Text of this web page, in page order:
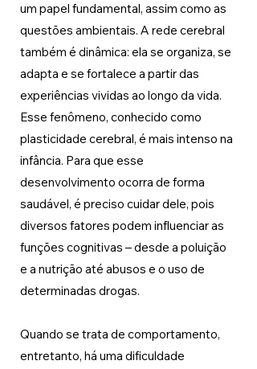
um papel fundamental, assim como as
questões ambientais. A rede cerebral
também é dinâmica: ela se organiza, se
adapta e se fortalece a partir das
experiências vividas ao longo da vida.
Esse fenômeno, conhecido como
plasticidade cerebral, é mais intenso na
infância. Para que esse
desenvolvimento ocorra de forma
saudável, é preciso cuidar dele, pois
diversos fatores podem influenciar as
funções cognitivas – desde a poluição
e a nutrição até abusos e o uso de
determinadas drogas.
Quando se trata de comportamento,
entretanto, há uma dificuldade